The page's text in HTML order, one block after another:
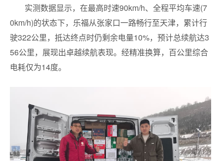
实测数据显示，在最高时速90km/h、全程平均车速(7
0km/h)的状态下，乐福从张家口一路畅行至天津，累计行
驶322公里，抵达终点时仍剩余电量10%，预计总续航达3
56公里，展现出卓越续航表现。经精准换算，百公里综合
电耗仅为14度。